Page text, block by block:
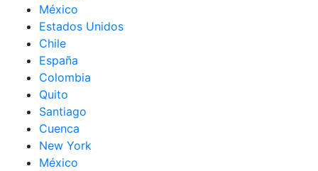
México
Estados Unidos
Chile
España
Colombia
Quito
Santiago
Cuenca
New York
México